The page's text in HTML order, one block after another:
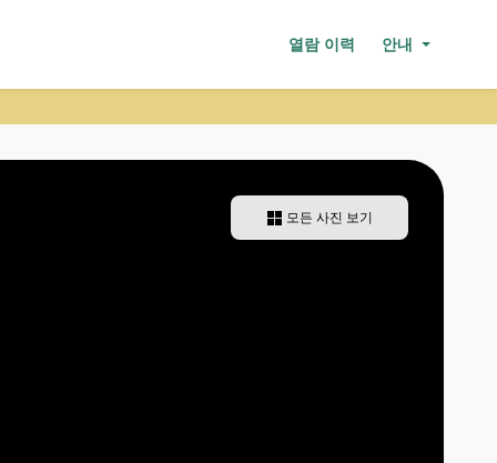
열람 이력 안내
모든 사진 보기